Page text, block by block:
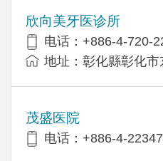
欣向美牙医诊所
电话：+886-4-720-
地址：彰化縣彰化
茂盛医院
电话：+886-4-